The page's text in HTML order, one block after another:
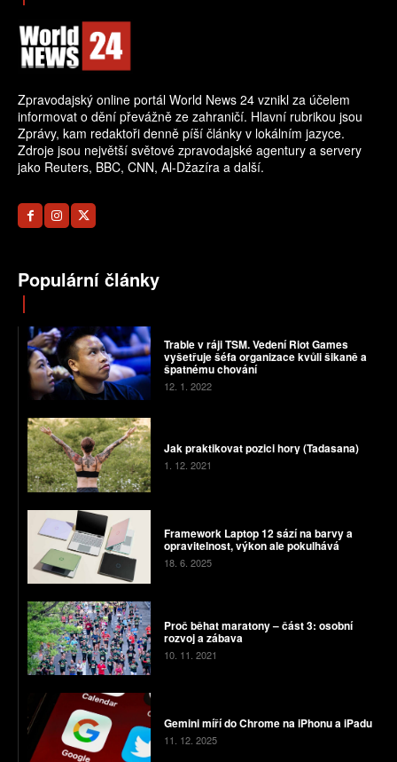
Zpravodajský online portál World News 24 vznikl za účelem
informovat o dění převážně ze zahraničí. Hlavní rubrikou jsou
Zprávy, kam redaktoři denně píší články v lokálním jazyce.
Zdroje jsou největší světové zpravodajské agentury a servery
jako Reuters, BBC, CNN, Al-Džazíra a další.
Populární články
Trable v ráji TSM. Vedení Riot Games
vyšetřuje šéfa organizace kvůli šikaně a
špatnému chování
12. 1. 2022
Jak praktikovat pozici hory (Tadasana)
1. 12. 2021
Framework Laptop 12 sází na barvy a
opravitelnost, výkon ale pokulhává
18. 6. 2025
Proč běhat maratony – část 3: osobní
rozvoj a zábava
10. 11. 2021
Gemini míří do Chrome na iPhonu a iPadu
11. 12. 2025